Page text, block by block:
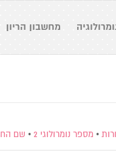
מחשבון הריון
• מספר נומרולוגי 2 • שם